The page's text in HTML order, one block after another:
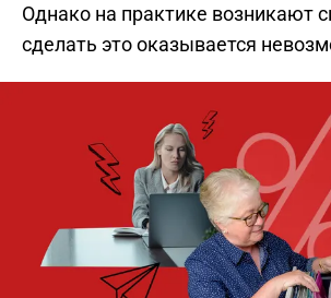
Однако на практике возникают
сделать это оказывается